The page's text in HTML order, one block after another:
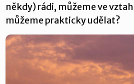
někdy) rádi, můžeme ve
můžeme prakticky udělat?